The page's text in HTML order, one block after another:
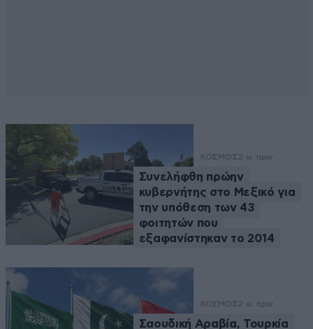
ΚΟΣΜΟΣ2 ω. πριν
Συνελήφθη πρώην
κυβερνήτης στο Μεξικό για
την υπόθεση των 43
φοιτητών που
εξαφανίστηκαν το 2014
ΚΟΣΜΟΣ2 ω. πριν
Σαουδική Αραβία, Τουρκία